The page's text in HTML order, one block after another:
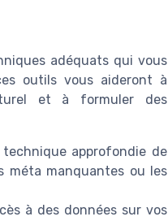
adéquats qui vous
outils vous aideront à
et à formuler des
approfondie de
méta manquantes ou les
à des données sur vos